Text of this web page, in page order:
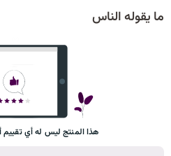
ما يقوله الناس
هذا المنتج ليس له أي تقييم